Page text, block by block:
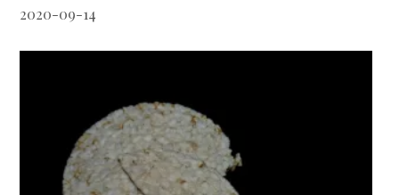
2020-09-14